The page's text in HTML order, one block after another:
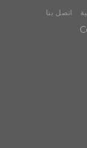
اتصل بنا